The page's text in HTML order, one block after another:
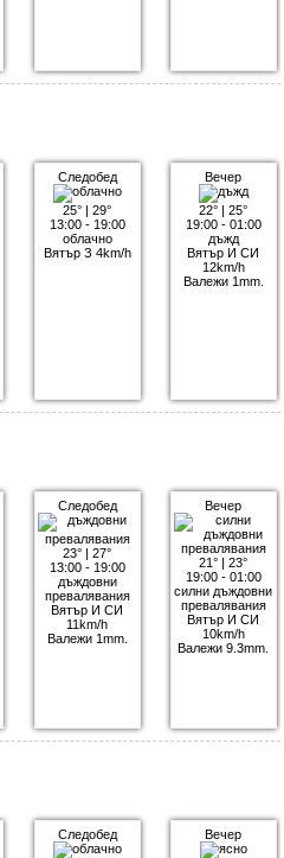
Следобед
25° |29°
13:00 - 19:00
облачно
Вятър З 4km/h
Вечер
22° |25°
19:00 - 01:00
дъжд
Вятър И СИ
12km/h
Валежи 1mm.
Следобед
23° |27°
13:00 - 19:00
дъждовни
превалявания
Вятър И СИ
11km/h
Валежи 1mm.
Вечер
21° |23°
19:00 - 01:00
силни дъждовни
превалявания
Вятър И СИ
10km/h
Валежи 9.3mm.
Следобед Вечер